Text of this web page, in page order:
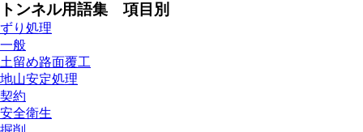
トンネル用語集 項目別
ずり処理
一般
土留め路面覆工
地山安定処理
契約
安全衛生